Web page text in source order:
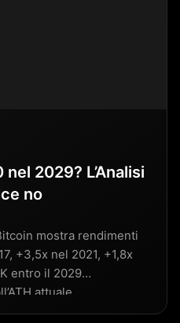
2029? L’Analisi
no
mostra rendimenti
+3,5x nel 2021, +1,8x
entro il 2029
attuale.